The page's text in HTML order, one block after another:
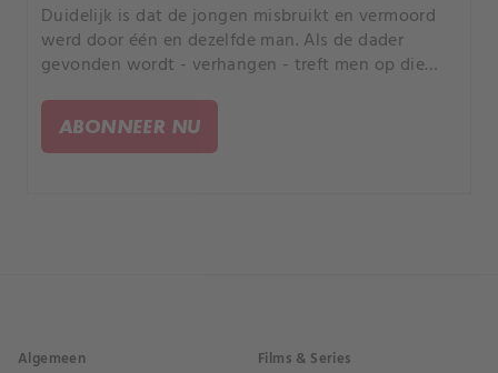
Duidelijk is dat de jongen misbruikt en vermoord
werd door één en dezelfde man. Als de dader
gevonden wordt - verhangen - treft men op die
zich echter niets herinneren.
ABONNEER NU
Algemeen Films & Series